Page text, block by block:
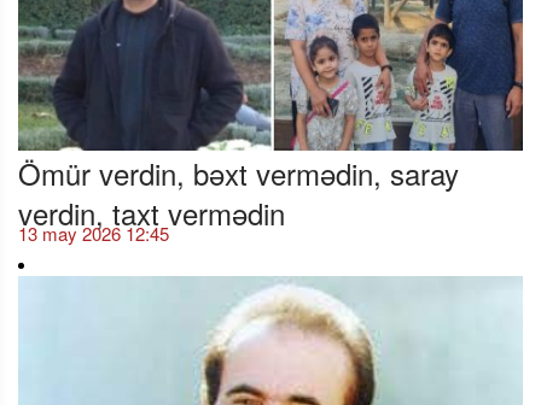
Ömür verdin, bəxt vermədin, saray
verdin, taxt vermədin
13 may 2026 12:45